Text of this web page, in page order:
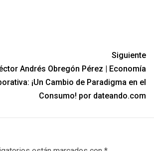
Siguiente
Andrés Obregón Pérez | Economía
¡Un Cambio de Paradigma en el
Consumo! por dateando.com